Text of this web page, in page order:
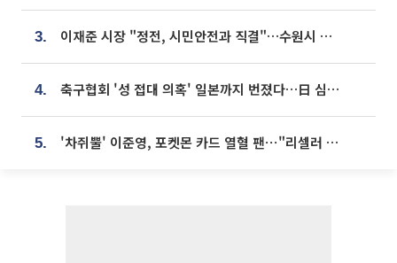
3. 이재준 시장 "정전, 시민안전과 직결"…수원시 비상대응체계 가동
4. 축구협회 '성 접대 의혹' 일본까지 번졌다…日 심판 실명 공개
5. '차쥐뿔' 이준영, 포켓몬 카드 열혈 팬⋯"리셀러 처단할 것"